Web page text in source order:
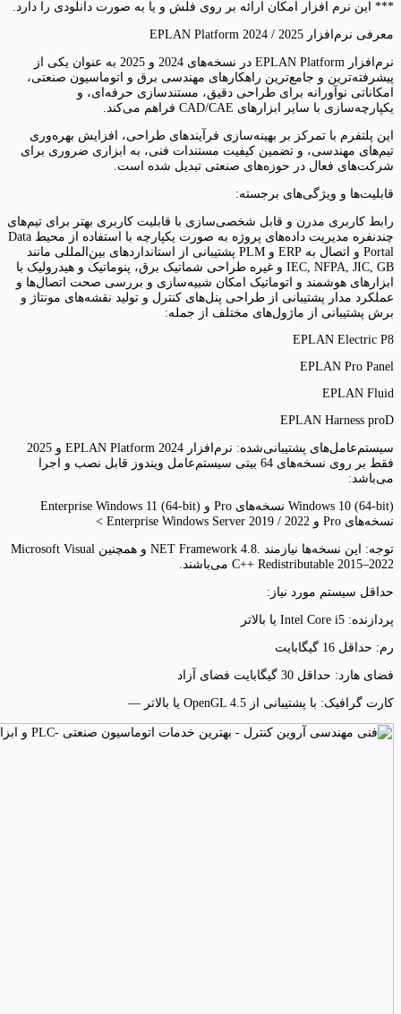
*** این نرم افزار امکان ارائه بر روی فلش و یا به صورت دانلودی را دارد.
معرفی نرم‌افزار EPLAN Platform 2024 / 2025
نرم‌افزار EPLAN Platform در نسخه‌های 2024 و 2025 به عنوان یکی از
پیشرفته‌ترین و جامع‌ترین راهکارهای مهندسی برق و اتوماسیون صنعتی،
امکاناتی نوآورانه برای طراحی دقیق، مستندسازی حرفه‌ای، و
یکپارچه‌سازی با سایر ابزارهای CAD/CAE فراهم می‌کند.
این پلتفرم با تمرکز بر بهینه‌سازی فرآیندهای طراحی، افزایش بهره‌وری
تیم‌های مهندسی، و تضمین کیفیت مستندات فنی، به ابزاری ضروری برای
شرکت‌های فعال در حوزه‌های صنعتی تبدیل شده است.
قابلیت‌ها و ویژگی‌های برجسته:
رابط کاربری مدرن و قابل شخصی‌سازی با قابلیت کاربری بهتر برای تیم‌های
چندنفره مدیریت داده‌های پروژه به صورت یکپارچه با استفاده از محیط Data
Portal و اتصال به ERP و PLM پشتیبانی از استانداردهای بین‌المللی مانند
IEC, NFPA, JIC, GB و غیره طراحی شماتیک برق، پنوماتیک و هیدرولیک با
ابزارهای هوشمند و اتوماتیک امکان شبیه‌سازی و بررسی صحت اتصال‌ها و
عملکرد مدار پشتیبانی از طراحی پنل‌های کنترل و تولید نقشه‌های مونتاژ و
برش پشتیبانی از ماژول‌های مختلف از جمله:
EPLAN Electric P8
EPLAN Pro Panel
EPLAN Fluid
EPLAN Harness proD
سیستم‌عامل‌های پشتیبانی‌شده: نرم‌افزار EPLAN Platform 2024 و 2025
فقط بر روی نسخه‌های 64 بیتی سیستم‌عامل ویندوز قابل نصب و اجرا
می‌باشد:
Windows 10 (64-bit) نسخه‌های Pro و Enterprise Windows 11 (64-bit)
نسخه‌های Pro و Enterprise Windows Server 2019 / 2022 >
توجه: این نسخه‌ها نیازمند .NET Framework 4.8 و همچنین Microsoft Visual
C++ Redistributable 2015–2022 می‌باشند.
حداقل سیستم مورد نیاز:
پردازنده: Intel Core i5 یا بالاتر
رم: حداقل 16 گیگابایت
فضای هارد: حداقل 30 گیگابایت فضای آزاد
کارت گرافیک: با پشتیبانی از OpenGL 4.5 یا بالاتر —